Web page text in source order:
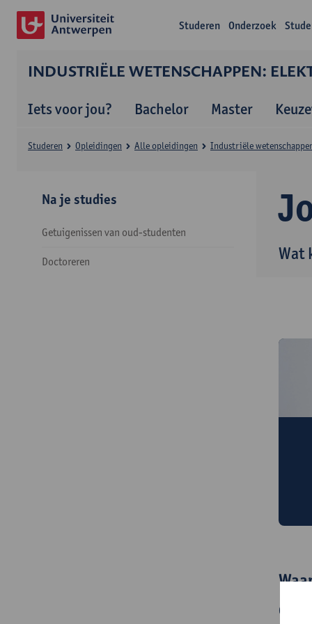
Studeren Onderzoek
INDUSTRIËLE WETENSCHAPPEN:
Iets voor jou? Bachelor Master
Wat
Studeren Opleidingen Alle opleidingen Industriële
Na je studies
Getuigenissen van oud-studenten
Doctoreren
Omdat